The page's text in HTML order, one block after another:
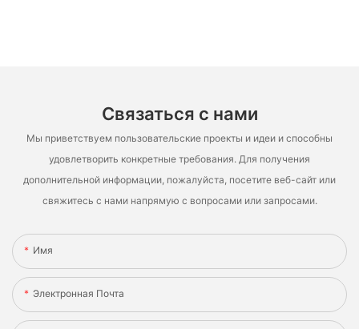
Связаться с нами
Мы приветствуем пользовательские проекты и идеи и способны
удовлетворить конкретные требования. Для получения
дополнительной информации, пожалуйста, посетите веб-сайт или
свяжитесь с нами напрямую с вопросами или запросами.
Имя
Электронная Почта